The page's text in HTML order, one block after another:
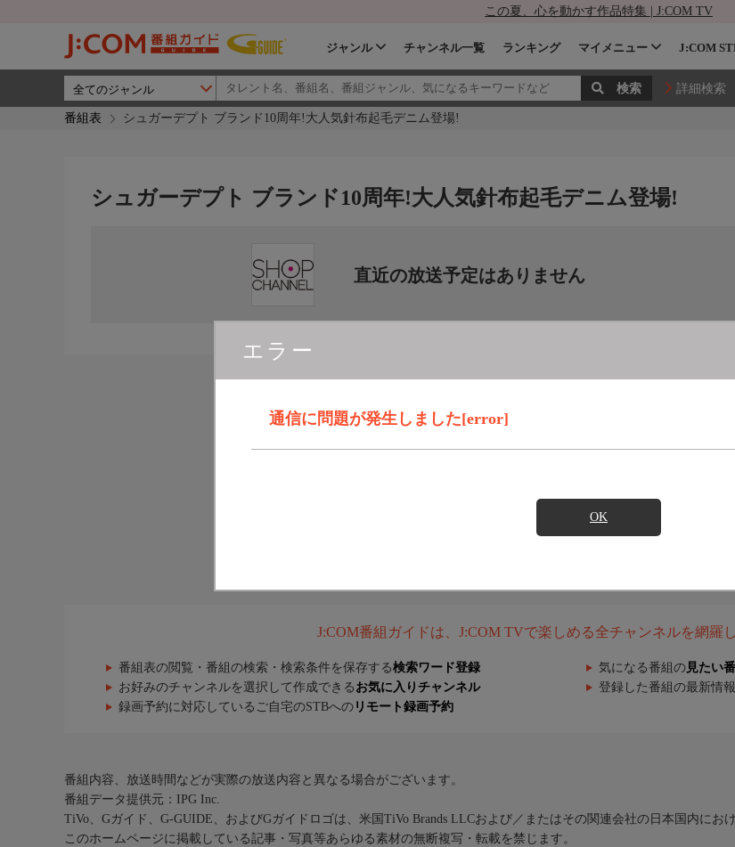
この夏、心を動かす作品特集 | J:COM TV
ジャンル チャンネル一覧 ランキング マイメニュー J:COM
詳細検索
番組表 シュガーデプト ブランド10周年!大人気針布起毛デニム登場!
エラー
通信に問題が発生しました[error]
OK
シュガーデプト ブランド10周年!大人気針布起毛デニム登場!
直近の放送予定はありません
J:COM番組ガイドは、J:COM TVで楽しめる全チャンネルを網羅
番組表の閲覧・番組の検索・検索条件を保存する検索ワード登録 気になる番組の 見たい
お好みのチャンネルを選択して作成できる お気に入りチャンネル 登録した番組の最新情
録画予約に対応しているご自宅のSTBへの リモート録画予約
番組内容、放送時間などが実際の放送内容と異なる場合がございます。
番組データ提供元：IPG Inc.
TiVo、Gガイド、G-GUIDE、およびGガイドロゴは、米国TiVo Brands LLCおよび／またはその関連会社の日本国内にお
このホームページに掲載している記事・写真等あらゆる素材の無断複写・転載を禁じます。